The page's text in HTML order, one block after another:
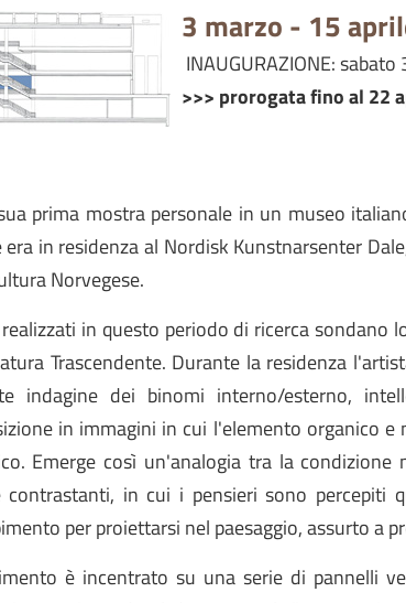
3 marzo - 15
INAUGURAZIONE:
>>> prorogata fino al 22
prima mostra personale in un museo
era in residenza al Nordisk Kunstnarsenter
Norvegese.
in questo periodo di ricerca sondano
Trascendente. Durante la residenza
indagine dei binomi interno/esterno,
in immagini in cui l'elemento organico
Emerge così un'analogia tra la
contrastanti, in cui i pensieri sono
per proiettarsi nel paesaggio, assurto a
è incentrato su una serie di pannelli